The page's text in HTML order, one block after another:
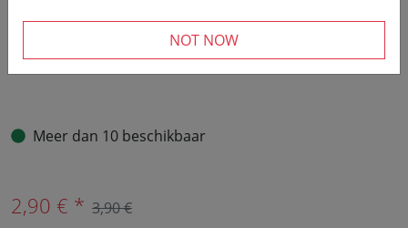
Meer dan 10 beschikbaar
2,90 € * 3,90 €
NOT NOW